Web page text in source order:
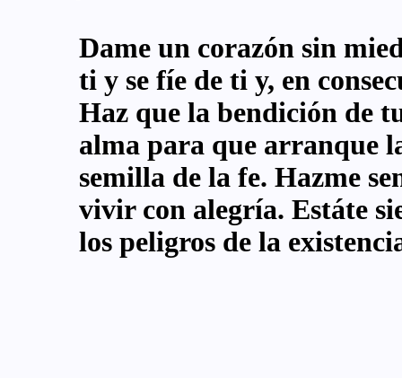
Dame un corazón sin
ti y se fíe de ti y, en
Haz que la bendición de
alma para que arranque
semilla de la fe. Hazme
vivir con alegría. Estáte
los peligros de la